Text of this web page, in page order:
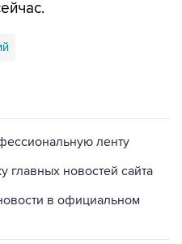
ленту
главных новостей сайта
в официальном